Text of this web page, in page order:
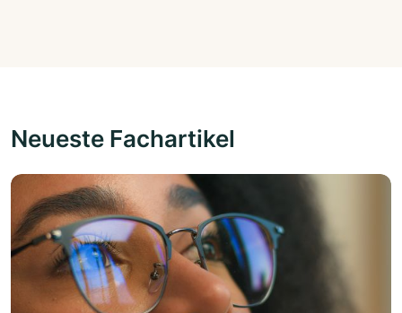
Neueste Fachartikel